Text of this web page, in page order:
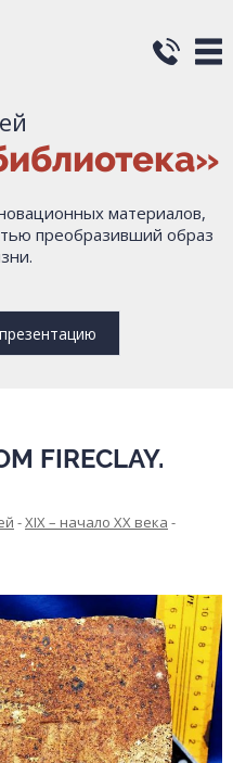
материалов,
преобразивший образ
FIRECLAY.
-XIX – начало XX века -